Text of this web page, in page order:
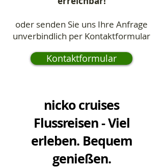
oder senden Sie uns Ihre Anfrage
unverbindlich per Kontaktformular
Kontaktformular
nicko cruises
Flussreisen - Viel
erleben. Bequem
genießen.